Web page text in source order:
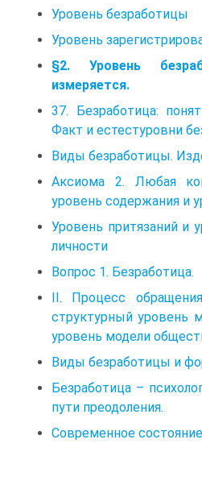
Уровень безработицы
Уровень
§2. Уровень
измеряется.
37. Безработица:
Факт и естестуровни
Виды безработицы.
Аксиома 2. Любая
уровень содержания и
Уровень притязаний и
личности
Вопрос 1. Безработица.
II. Процесс
структурный уровень
уровень модели
Виды безработицы и
Безработица –
пути преодоления.
Современное